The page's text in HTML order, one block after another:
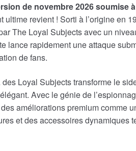
de novembre 2026 soumise
revient ! Sorti à l’origine en
The Loyal Subjects avec un
lance rapidement une attaque
de fans.
Loyal Subjects transforme le
Avec le génie de
améliorations premium comme
et des accessoires dynamiques